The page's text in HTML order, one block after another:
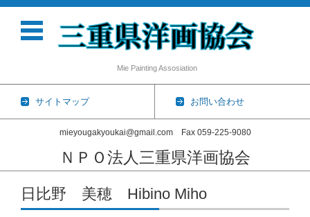
Mie Painting Assosiation
サイトマップ お問い合わせ
mieyougakyoukai@gmail.com Fax 059-225-9080
ＮＰＯ法人三重県洋画協会
コンテンツに移動
日比野 美穂 Hibino Miho